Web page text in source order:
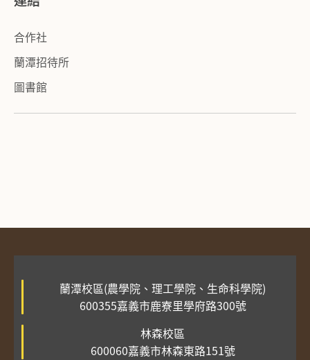
合作社
蘭潭招待所
圖書館
蘭潭校區(農學院、理工學院、生命科學院)
600355嘉義市鹿寮里學府路300號
林森校區
600060嘉義市林森東路151號